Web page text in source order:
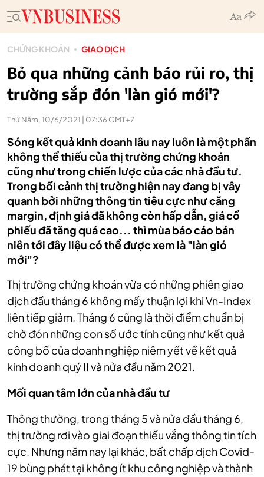
CHỨNG KHOÁN GIAO DỊCH
Bỏ qua những cảnh báo rủi ro, thị
trường sắp đón 'làn gió mới'?
Thứ Năm, 10/6/2021 | 07:36 GMT+7
Sóng kết quả kinh doanh lâu nay luôn là một phần
không thể thiếu của thị trường chứng khoán
cũng như trong chiến lược của các nhà đầu tư.
Trong bối cảnh thị trường hiện nay đang bị vây
quanh bởi những thông tin tiêu cực như căng
margin, định giá đã không còn hấp dẫn, giá cổ
phiếu đã tăng quá cao... thì mùa báo cáo bán
niên tới đây liệu có thể được xem là "làn gió
mới"?
Thị trường chứng khoán vừa có những phiên giao
dịch đầu tháng 6 không mấy thuận lợi khi Vn-Index
liên tiếp giảm. Tháng 6 cũng là thời điểm chuẩn bị
chờ đón những con số ước tính cũng như kết quả
công bố của doanh nghiệp niêm yết về kết quả
kinh doanh quý II và nửa đầu năm 2021.
Mối quan tâm lớn của nhà đầu tư
Thông thường, trong tháng 5 và nửa đầu tháng 6,
thị trường rơi vào giai đoạn thiếu vắng thông tin tích
cực. Nhưng năm nay lại khác, bất chấp dịch Covid-
19 bùng phát tại không ít khu công nghiệp và thành